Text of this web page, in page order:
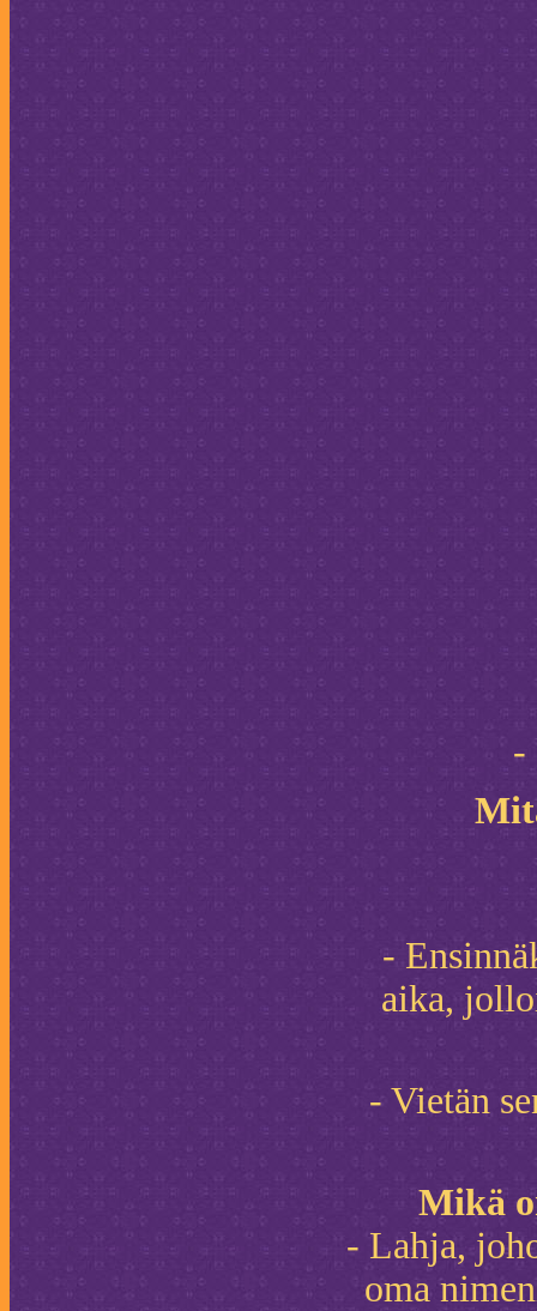
-
-
aika,
- Vietän
Mikä
- Lahja,
oma